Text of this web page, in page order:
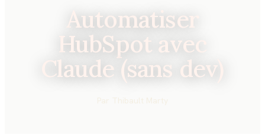
Automatiser
HubSpot avec
Claude (sans dev)